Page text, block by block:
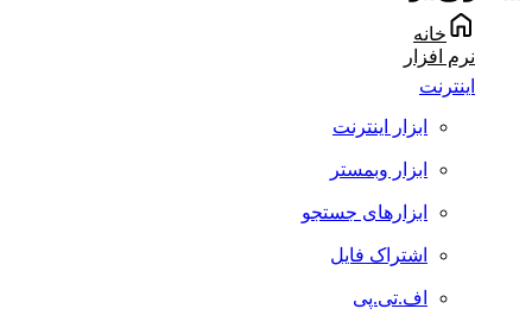
خانه
نرم افزار
اینترنت
ابزار اینترنت
ابزار وبمستر
ابزارهای جستجو
اشتراک فایل
اف.تی.پی